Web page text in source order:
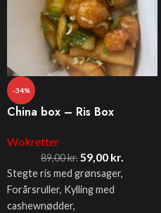
-34%
China box – Ris Box
Wokretter
89,00kr.59,00 kr.
Stegte ris med grønsager,
Forårsruller, Kylling med
cashewnødder,